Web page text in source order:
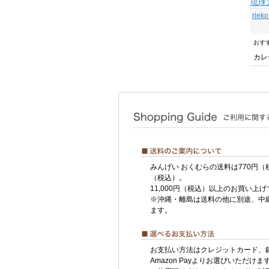
琉球
おす
カ
みんげい おくむらの送料は770円
（税込）。
11,000円（税込）以上のお買い上
※沖縄・離島は送料の他に別途、中
ます。
お支払い方法はクレジットカード、
Amazon Payよりお選びいただけま